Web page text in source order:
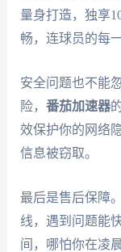
量身打造，独享
畅，连球员的每
安全问题也不能
险， 番茄加速器
效保护你的网络
信息被窃取。
最后是售后保障。
线，遇到问题能
间，哪怕你在凌